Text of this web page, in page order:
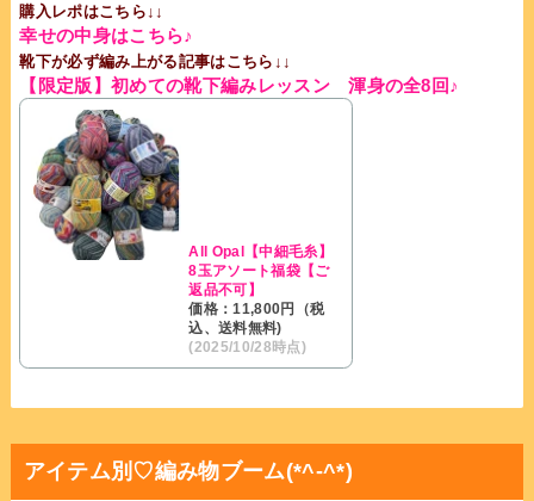
購入レポはこちら↓↓
幸せの中身はこちら♪
靴下が必ず編み上がる記事はこちら↓↓
【限定版】初めての靴下編みレッスン 渾身の全8回♪
All Opal【中細毛糸】
8玉アソート福袋【ご
返品不可】
価格：11,800円（税
込、送料無料)
(2025/10/28時点)
アイテム別♡編み物ブーム(*^-^*)